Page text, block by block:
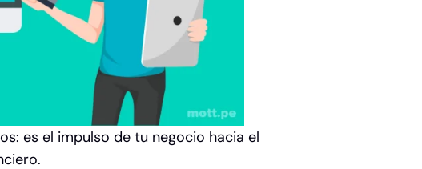
es el impulso de tu negocio hacia el